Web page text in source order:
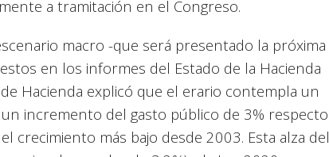
a tramitación en el Congreso.
macro -que será presentado la próxima
en los informes del Estado de la Hacienda
Hacienda explicó que el erario contempla un
incremento del gasto público de 3% respecto
crecimiento más bajo desde 2003. Esta alza del